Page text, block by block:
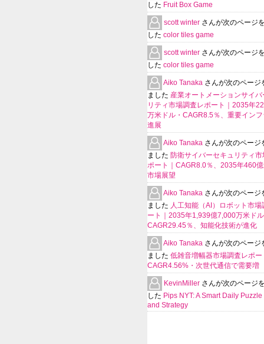
した Fruit Box Game
scott winter さんが次のページ
した color tiles game
scott winter さんが次のページ
した color tiles game
Aiko Tanaka さんが次のページ
ました 産業オートメーションサイ
リティ市場調査レポート｜2035年
万米ドル・CAGR8.5％、重要イン
進展
Aiko Tanaka さんが次のページ
ました 防衛サイバーセキュリティ
ポート｜CAGR8.0％、2035年460
市場展望
Aiko Tanaka さんが次のページ
ました 人工知能（AI）ロボット市場
ート｜2035年1,939億7,000万米ド
CAGR29.45％、知能化技術が進化
Aiko Tanaka さんが次のページ
ました 低雑音増幅器市場調査レポー
CAGR4.56%・次世代通信で需要増
KevinMiller さんが次のページ
した Pips NYT: A Smart Daily
and Strategy